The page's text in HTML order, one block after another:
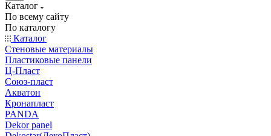
Каталог
По всему сайту
По каталогу
Каталог
Стеновые материалы
Пластиковые панели
Ц-Пласт
Союз-пласт
Акватон
Кронапласт
PANDA
Dekor panel